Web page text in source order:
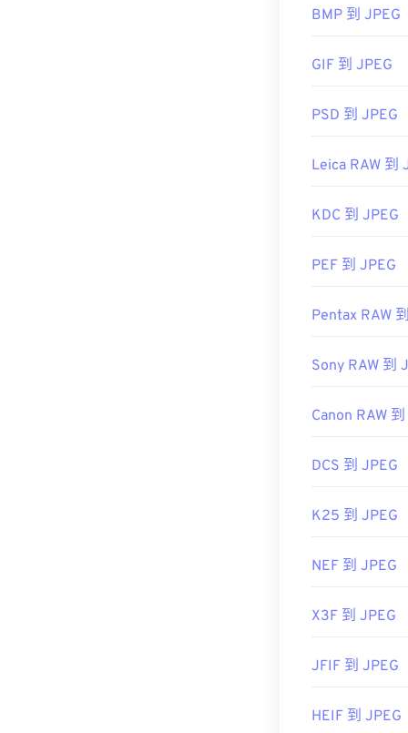
幾乎所有影像
Photos）和
開發者：
聯合影像專家
實用連結：
BMP 到 JPEG
GIF 到 JPEG
PSD 到 JPEG
Leica RAW 到
KDC 到 JPEG
PEF 到 JPEG
Pentax RAW
Sony RAW 到
Canon RAW
DCS 到 JPEG
K25 到 JPEG
NEF 到 JPEG
X3F 到 JPEG
JFIF 到 JPEG
HEIF 到 JPEG